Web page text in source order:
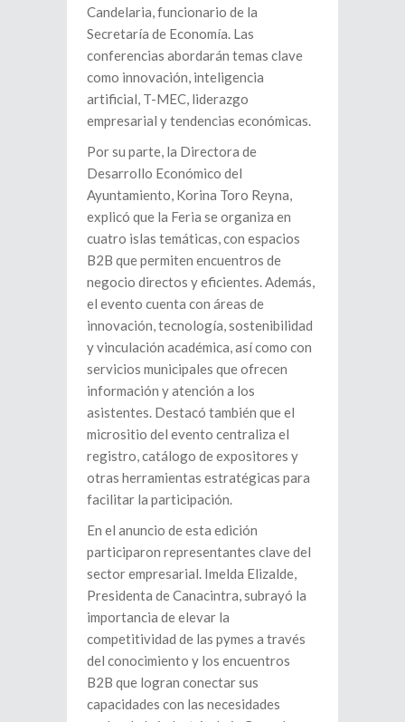
Candelaria, funcionario de la
Secretaría de Economía. Las
conferencias abordarán temas clave
como innovación, inteligencia
artificial, T-MEC, liderazgo
empresarial y tendencias económicas.
Por su parte, la Directora de
Desarrollo Económico del
Ayuntamiento, Korina Toro Reyna,
explicó que la Feria se organiza en
cuatro islas temáticas, con espacios
B2B que permiten encuentros de
negocio directos y eficientes. Además,
el evento cuenta con áreas de
innovación, tecnología, sostenibilidad
y vinculación académica, así como con
servicios municipales que ofrecen
información y atención a los
asistentes. Destacó también que el
micrositio del evento centraliza el
registro, catálogo de expositores y
otras herramientas estratégicas para
facilitar la participación.
En el anuncio de esta edición
participaron representantes clave del
sector empresarial. Imelda Elizalde,
Presidenta de Canacintra, subrayó la
importancia de elevar la
competitividad de las pymes a través
del conocimiento y los encuentros
B2B que logran conectar sus
capacidades con las necesidades